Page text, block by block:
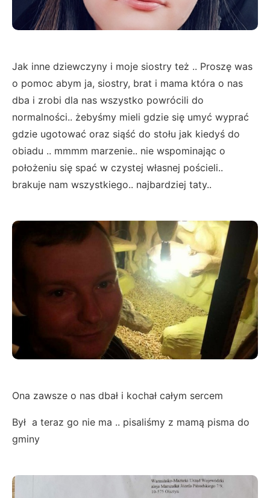
Jak inne dziewczyny i moje siostry też .. Proszę was
o pomoc abym ja, siostry, brat i mama która o nas
dba i zrobi dla nas wszystko powrócili do
normalności.. żebyśmy mieli gdzie się umyć wyprać
gdzie ugotować oraz siąść do stołu jak kiedyś do
obiadu .. mmmm marzenie.. nie wspominając o
położeniu się spać w czystej własnej pościeli..
brakuje nam wszystkiego.. najbardziej taty..
Ona zawsze o nas dbał i kochał całym sercem
Był a teraz go nie ma .. pisaliśmy z mamą pisma do
gminy